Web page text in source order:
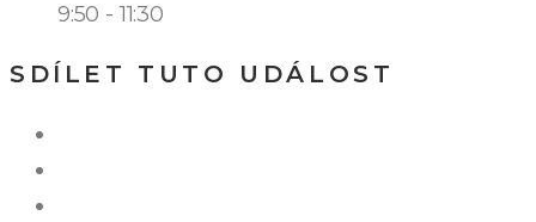
9:50 - 11:30
SDÍLET TUTO UDÁLOST